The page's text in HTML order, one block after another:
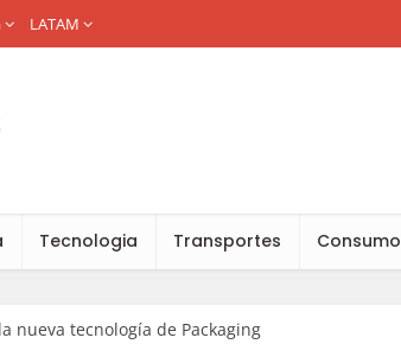
LATAM
Tecnologia Transportes Consumo
nueva tecnología de Packaging